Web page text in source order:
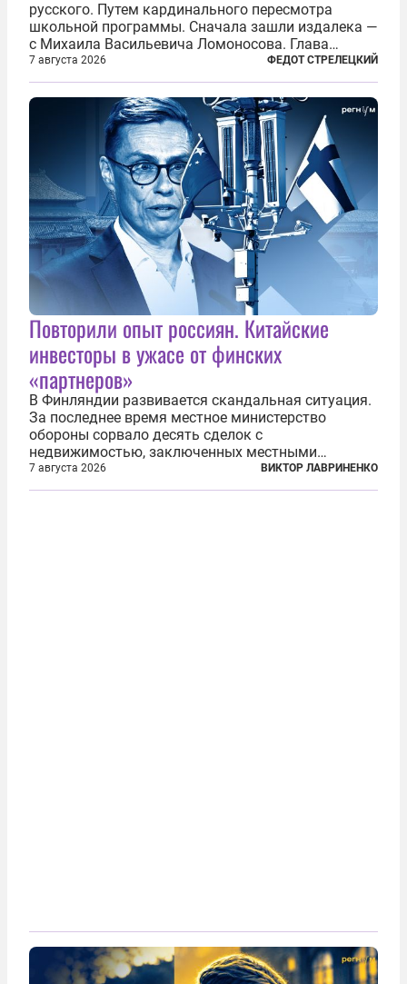
русского. Путем кардинального пересмотра
школьной программы. Сначала зашли издалека —
с Михаила Васильевича Ломоносова. Глава
правительства Литвы Миндаугас Синкявичюс
предложил исключить его тексты из программ
общего образования. Мотивировал он это тем,
7 августа 2026 ФЕДОТ СТРЕЛЕЦКИЙ
Повторили опыт россиян. Китайские
инвесторы в ужасе от финских
«партнеров»
В Финляндии развивается скандальная ситуация.
За последнее время местное министерство
обороны сорвало десять сделок с
недвижимостью, заключенных местными
фирмами с китайским капиталом. Чиновники
заявили, что они могли заключаться с целью
7 августа 2026 ВИКТОР ЛАВРИНЕНКО